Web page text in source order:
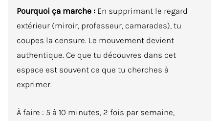
Pourquoi ça marche : En supprimant le regard
extérieur (miroir, professeur, camarades), tu
coupes la censure. Le mouvement devient
authentique. Ce que tu découvres dans cet
espace est souvent ce que tu cherches à
exprimer.
À faire : 5 à 10 minutes, 2 fois par semaine,